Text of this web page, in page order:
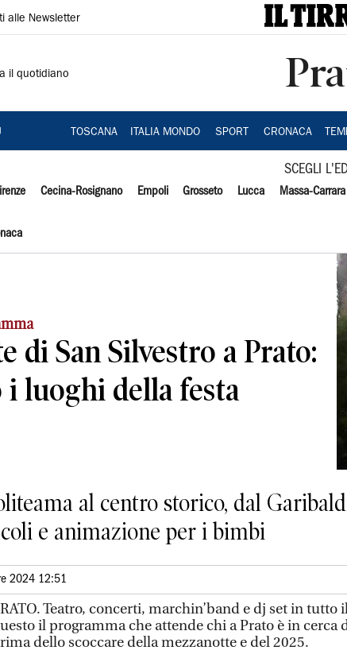
alle Newsletter
il quotidiano
TOSCANA ITALIA MONDO SPORT CRONACA
SCEGLI
Cecina-Rosignano Empoli Grosseto Lucca Massa-Carrara
di San Silvestro a Prato:
i luoghi della festa
al centro storico, dal
e animazione per i bimbi
2024 12:51
Teatro, concerti, marchin’band e dj set in tutto
il programma che attende chi a Prato è in
dello scoccare della mezzanotte e del 2025.